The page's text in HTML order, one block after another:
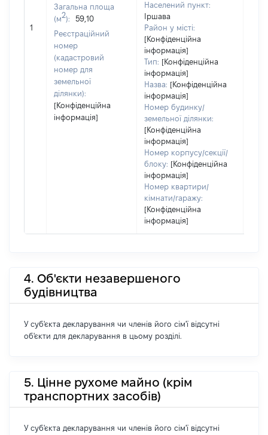
1
Загальна площа
(м2):
59,10
Реєстраційний
номер
(кадастровий
номер для
земельної
ділянки):
[Конфіденційна
інформація]
Населений пункт:
Іршава
Район у місті:
[Конфіденційна
інформація]
Тип: [Конфіденційна
інформація]
Назва: [Конфіденційна
інформація]
Номер будинку/
земельної ділянки:
[Конфіденційна
інформація]
Номер корпусу/секції/
блоку: [Конфіденційна
інформація]
Номер квартири/
кімнати/гаражу:
[Конфіденційна
інформація]
4. Об'єкти незавершеного
будівництва
У суб'єкта декларування чи членів його сім'ї відсутні
об'єкти для декларування в цьому розділі.
5. Цінне рухоме майно (крім
транспортних засобів)
У суб'єкта декларування чи членів його сім'ї відсутні